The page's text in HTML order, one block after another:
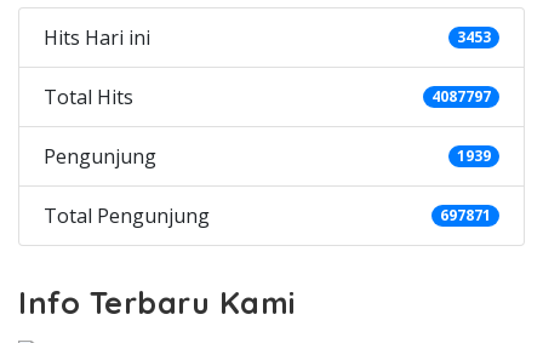
Hits Hari ini 3453
Total Hits 4087797
Pengunjung 1939
Total Pengunjung 697871
Info Terbaru Kami